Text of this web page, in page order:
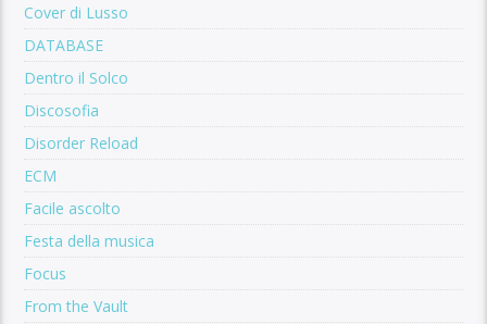
Cover di Lusso
DATABASE
Dentro il Solco
Discosofia
Disorder Reload
ECM
Facile ascolto
Festa della musica
Focus
From the Vault